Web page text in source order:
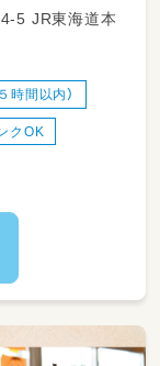
など
ー体制あり！
本
時間以内）
クOK